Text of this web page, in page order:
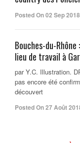
Posted On 02 Sep 2018
Bouches-du-
lieu de travail à
par Y.C. Illustration.
pas encore été
découvert
Posted On 27 Août